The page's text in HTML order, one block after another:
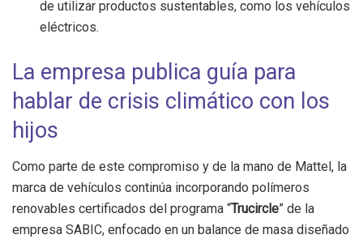
de utilizar productos sustentables, como los vehículos
eléctricos.
La empresa publica guía para
hablar de crisis climático con los
hijos
Como parte de este compromiso y de la mano de Mattel, la
marca de vehículos continúa incorporando polímeros
renovables certificados del programa “Trucircle” de la
empresa SABIC, enfocado en un balance de masa diseñado